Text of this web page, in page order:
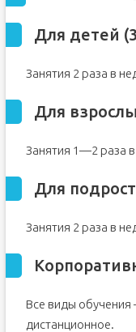
Для детей
Занятия 2 раза в
Для
Занятия 1—2 раза
Для
Занятия 2 раза в
Все виды
дистанционное.